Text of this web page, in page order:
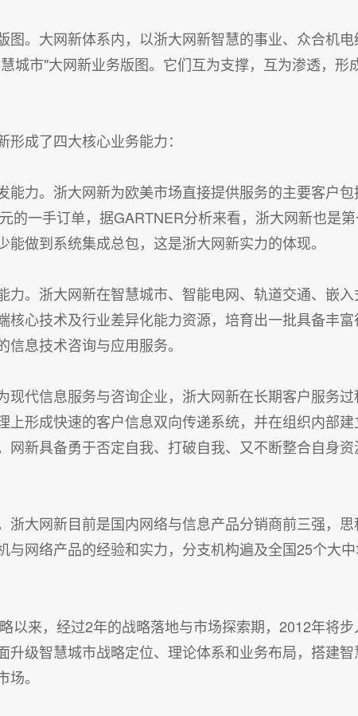
图。大网新体系内，以浙大网新智慧的事业、众合机
城市"大网新业务版图。它们互为支撑，互为渗透，形
成了四大核心业务能力：
能力。浙大网新为欧美市场直接提供服务的主要客户
的一手订单，据GARTNER分析来看，浙大网新也是
做到系统集成总包，这是浙大网新实力的体现。
力。浙大网新在智慧城市、智能电网、轨道交通、嵌
心技术及行业差异化能力资源，培育出一批具备丰富
息技术咨询与应用服务。
现代信息服务与咨询企业，浙大网新在长期客户服务
上形成快速的客户信息双向传递系统，并在组织内部
网新具备勇于否定自我、打破自我、又不断整合自身
浙大网新目前是国内网络与信息产品分销商前三强，
网络产品的经验和实力，分支机构遍及全国25个大中
以来，经过2年的战略落地与市场探索期，2012年将
升级智慧城市战略定位、理论体系和业务布局，搭建
。